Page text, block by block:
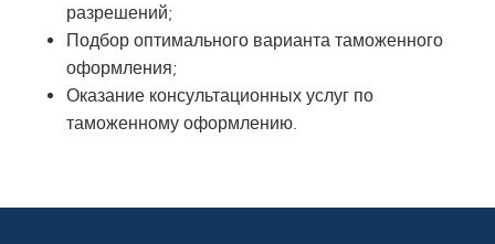
разрешений;
Подбор оптимального варианта таможенного
оформления;
Оказание консультационных услуг по
таможенному оформлению.